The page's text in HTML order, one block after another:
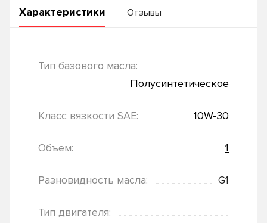
Характеристики Отзывы
Тип базового масла:
Полусинтетическое
Класс вязкости SAE: 10W-30
Объем: 1
Разновидность масла: G1
Тип двигателя: